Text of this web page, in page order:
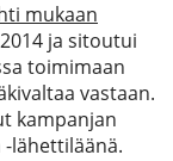
mukaan
ja sitoutui
toimimaan
vastaan.
kampanjan
lähettiläänä.